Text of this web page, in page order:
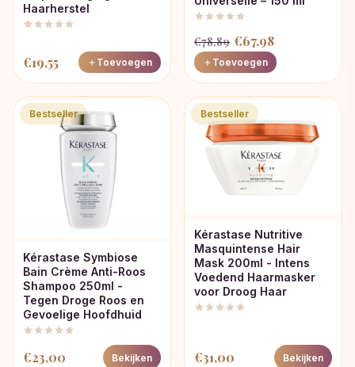
Haarherstel
€19,55 Toevoegen
€78,89 Oorspronkelijke
prijs
was:
€78,89.
€67,98Huidige
prijs
is:
€67,98.
Toevoegen
Bestseller
Kérastase Symbiose
Bain Crème Anti-Roos
Shampoo 250ml -
Tegen Droge Roos en
Gevoelige Hoofdhuid
€23,00 Bekijken
Bestseller
Kérastase Nutritive
Masquintense Hair
Mask 200ml - Intens
Voedend Haarmasker
voor Droog Haar
€31,00 Bekijken